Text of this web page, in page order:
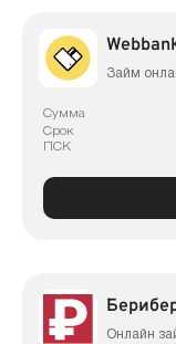
Займ
Сумма
Срок
ПСК
Онлайн